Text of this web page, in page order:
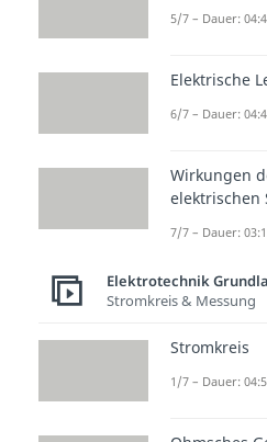
rund um
lernst du
wichtigsten
möchtest
lieber
dann
5/7 – Dauer:
Elektrische
6/7 – Dauer:
Wirkungen
elektrischen
7/7 – Dauer:
Elektrotechnik
Stromkreis & Messung
Stromkreis
1/7 – Dauer: